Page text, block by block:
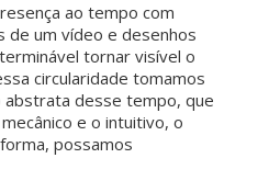
ao tempo com
de um vídeo e desenhos
tornar visível o
circularidade tomamos
abstrata desse tempo, que
e o intuitivo, o
possamos